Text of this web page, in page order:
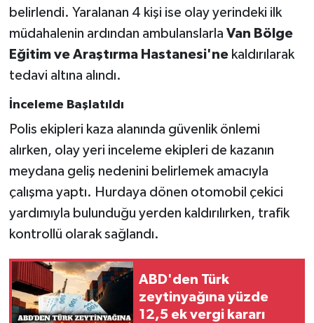
belirlendi. Yaralanan 4 kişi ise olay yerindeki ilk
müdahalenin ardından ambulanslarla Van Bölge
Eğitim ve Araştırma Hastanesi'nekaldırılarak
tedavi altına alındı.
İnceleme Başlatıldı
Polis ekipleri kaza alanında güvenlik önlemi
alırken, olay yeri inceleme ekipleri de kazanın
meydana geliş nedenini belirlemek amacıyla
çalışma yaptı. Hurdaya dönen otomobil çekici
yardımıyla bulunduğu yerden kaldırılırken, trafik
kontrollü olarak sağlandı.
ABD'den Türk
zeytinyağına yüzde
12,5 ek vergi kararı